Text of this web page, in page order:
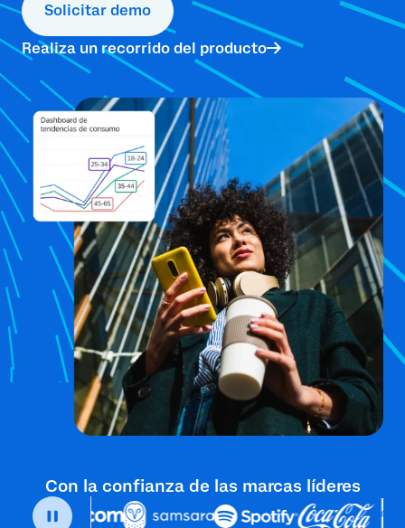
Solicitar demo
Realiza un recorrido del producto
Con la confianza de las marcas líderes